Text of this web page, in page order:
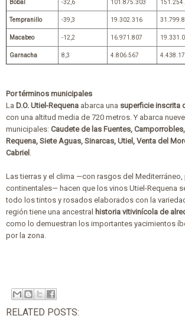
Bobal -32,6 101.875.303
Tempranillo -39,3 19.302.316
Macabeo -12,2 16.971.807
Garnacha 8,3 4.806.567
Por términos municipales
La D.O. Utiel-Requena abarca una superficie inscrita
con una altitud media de 720 metros. Y abarca
municipales: Caudete de las Fuentes,
Requena, Siete Aguas, Sinarcas, Utiel, Venta del
Cabriel
Las tierras y el clima —con rasgos del
continentales— hacen que los vinos Utiel-Requena
todo los tintos y rosados elaborados con la
región tiene una ancestral historia vitivinícola de
como lo demuestran los importantes yacimientos
por la zona.
RELATED POSTS: